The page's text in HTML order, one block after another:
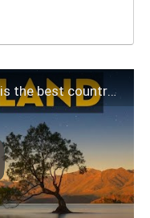
15 reasons why New Zealand is the best country in the world